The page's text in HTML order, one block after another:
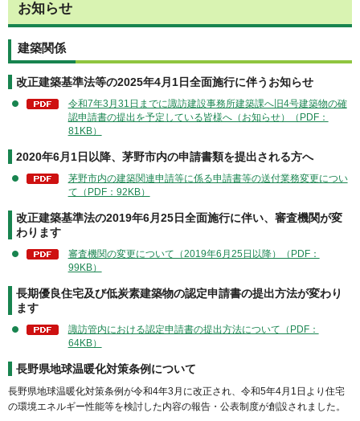
お知らせ
建築関係
改正建築基準法等の2025年4月1日全面施行に伴うお知らせ
令和7年3月31日までに諏訪建設事務所建築課へ旧4号建築物の確
認申請書の提出を予定している皆様へ（お知らせ）（PDF：
81KB）
2020年6月1日以降、茅野市内の申請書類を提出される方へ
茅野市内の建築関連申請等に係る申請書等の送付業務変更につい
て（PDF：92KB）
改正建築基準法の2019年6月25日全面施行に伴い、審査機関が変
わります
審査機関の変更について（2019年6月25日以降）（PDF：
99KB）
長期優良住宅及び低炭素建築物の認定申請書の提出方法が変わり
ます
諏訪管内における認定申請書の提出方法について（PDF：
64KB）
長野県地球温暖化対策条例について
長野県地球温暖化対策条例が令和4年3月に改正され、令和5年4月1日より住宅
の環境エネルギー性能等を検討した内容の報告・公表制度が創設されました。